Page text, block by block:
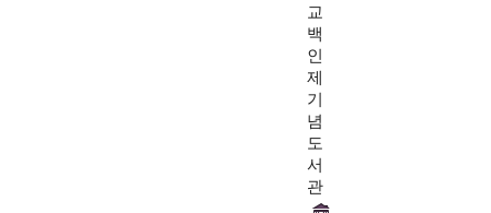
교
백
인
제
기
념
도
서
관